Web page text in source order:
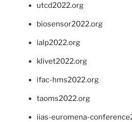
utcd2022.org
biosensor2022.org
ialp2022.org
klivet2022.org
ifac-hms2022.org
taoms2022.org
iias-euromena-